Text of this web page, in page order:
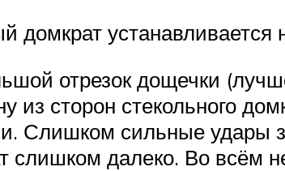
устанавливается
отрезок дощечки
из сторон стекольного
Слишком сильные удары
слишком далеко. Во всём